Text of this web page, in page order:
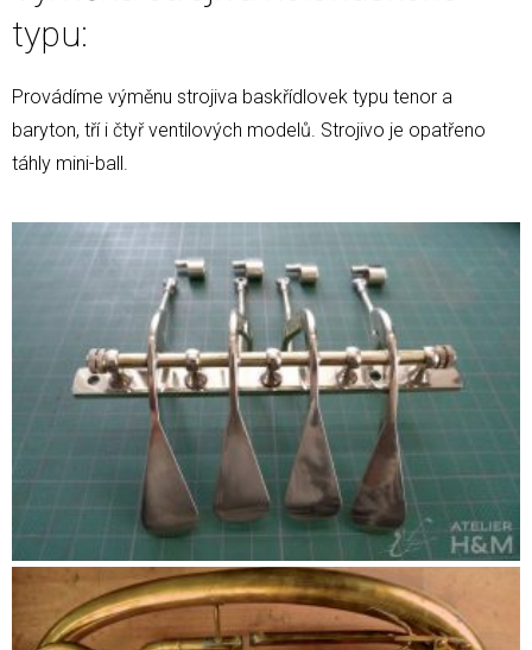
typu:
Provádíme výměnu strojiva baskřídlovek typu tenor a
baryton, tří i čtyř ventilových modelů. Strojivo je opatřeno
táhly mini-ball.